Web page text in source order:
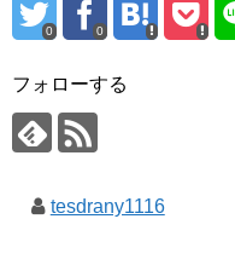
0 0
フォローする
tesdrany1116